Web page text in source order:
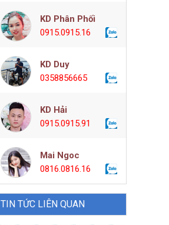
KD Phân Phối
0915.0915.16
KD Duy
0358856665
KD Hải
0915.0915.91
Mai Ngoc
0816.0816.16
TIN TỨC LIÊN QUAN